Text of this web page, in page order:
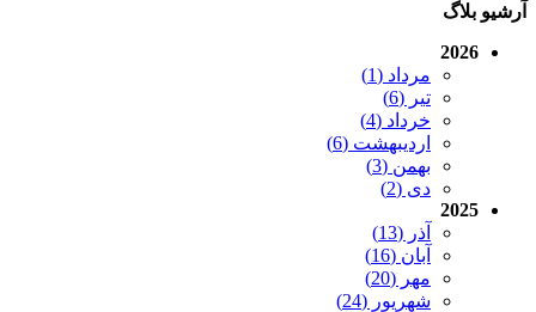
آرشیو بلاگ
2026
مرداد (1)
تیر (6)
خرداد (4)
اردیبهشت (6)
بهمن (3)
دی (2)
2025
آذر (13)
آبان (16)
مهر (20)
شهریور (24)